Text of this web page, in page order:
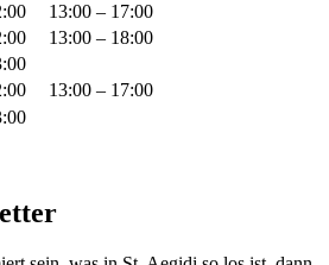
13:00 – 17:00
13:00 – 18:00
13:00 – 17:00